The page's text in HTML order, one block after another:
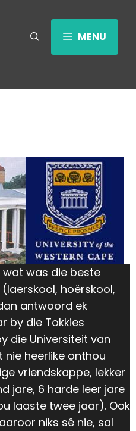
MENU
wat was die beste
hoërskool,
antwoord ek
by die Tokkies
die Universiteit van
nie heerlike onthou
vriendskappe, lekker
jare, 6 harde leer jare
laaste twee jaar). Ook
niks sê nie, sal